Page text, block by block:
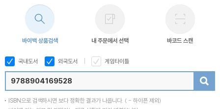
바이백 상품검색 내 주문에서 선택 바코드 스캔
국내도서 외국도서 게임타이틀
ISBN으로 검색하시면 보다 정확한 결과가 나옵니다. ( - 하이픈 제외)